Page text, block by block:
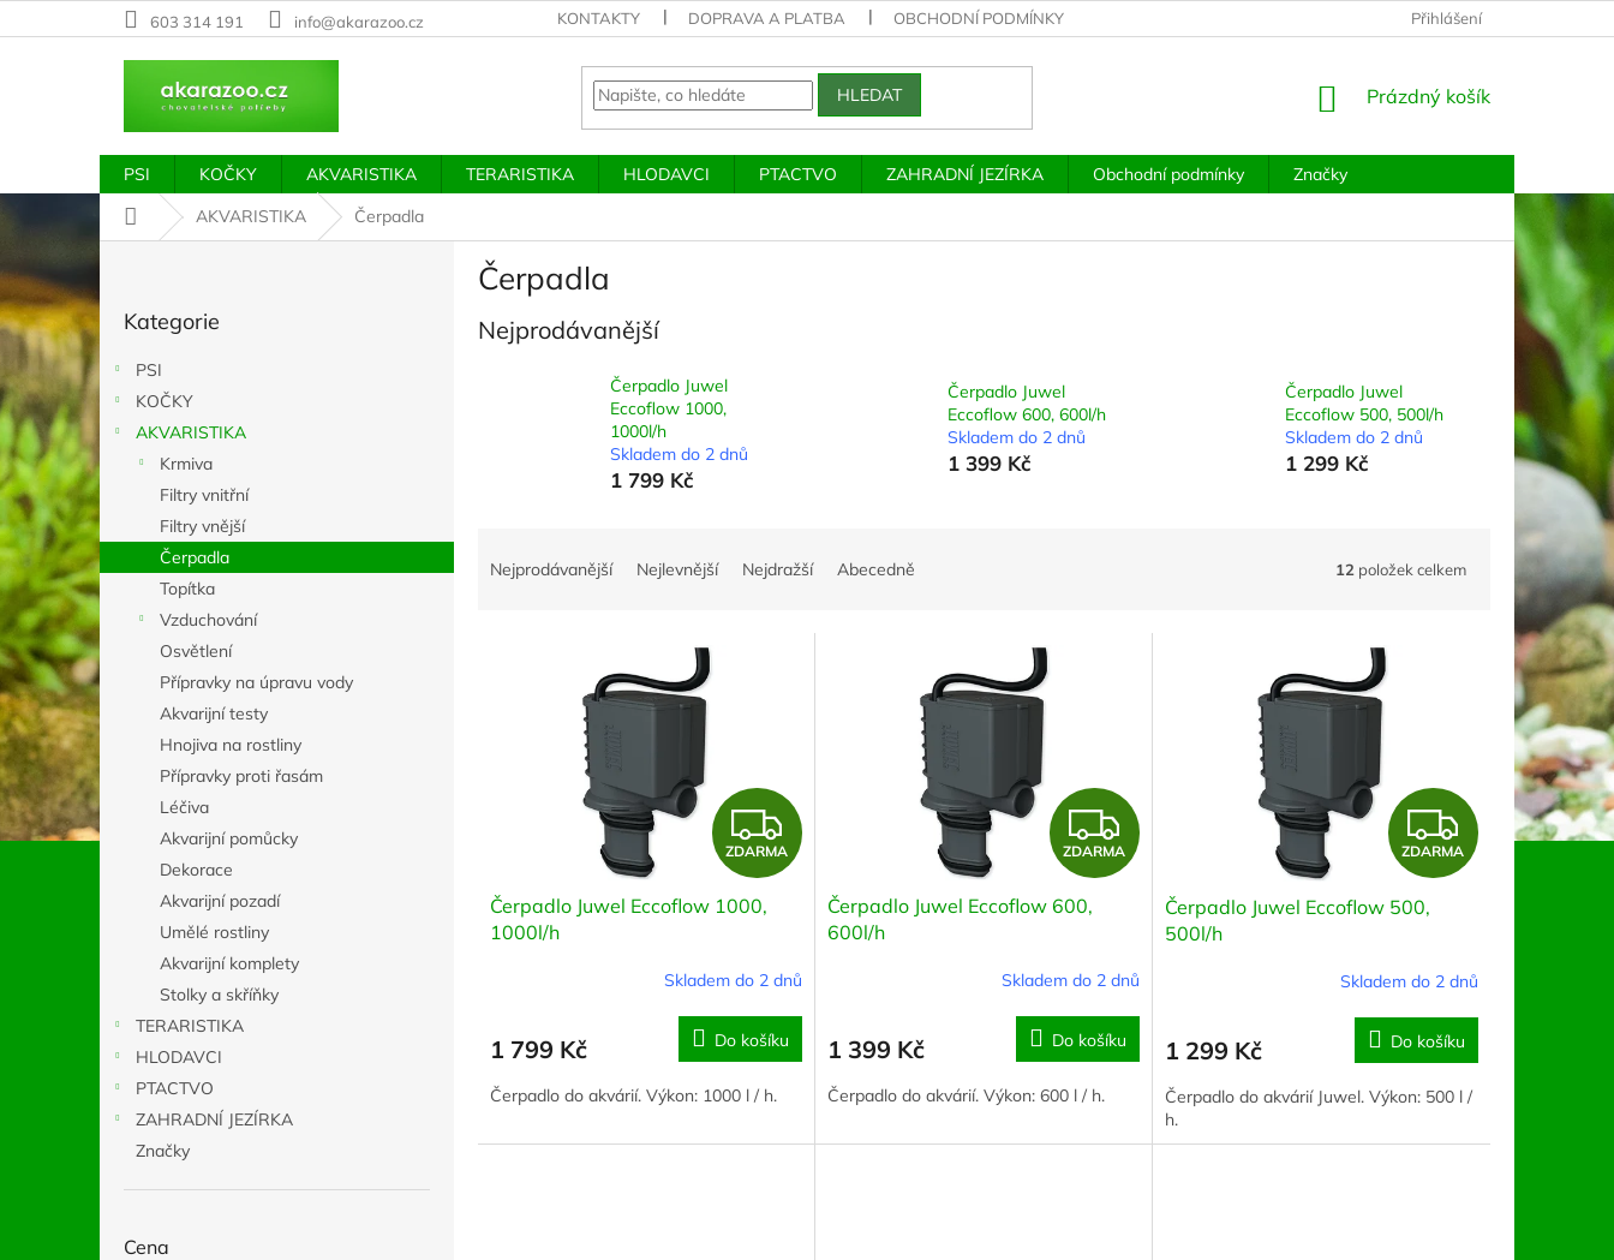
na
603 314 191 info@akarazoo.cz KONTAKTY DOPRAVA A PLATBA OBCHODNÍ PODMÍNKY PODMÍNKY OCHRANY OSOBNÍCH ÚDAJŮ MOJE OBJEDNÁVKA
Přihlášení
HLEDAT
NÁKUPNÍ
Prázdný košík
PSI KOČKY AKVARISTIKA TERARISTIKA HLODAVCI PTACTVO ZAHRADNÍ JEZÍRKA Obchodní podmínky
Značky
Domů AKVARISTIKA Čerpadla
s
t
r
a
í
p
a
n
e
l
kategorie
Kategorie
PSI
KOČKY
AKVARISTIKA
Krmiva
Filtry vnitřní
Filtry vnější
Čerpadla
Topítka
Vzduchování
Osvětlení
Přípravky na úpravu vody
Akvarijní testy
Hnojiva na rostliny
Přípravky proti řasám
Léčiva
Akvarijní pomůcky
Dekorace
Akvarijní pozadí
Umělé rostliny
Akvarijní komplety
Stolky a skříňky
TERARISTIKA
HLODAVCI
PTACTVO
ZAHRADNÍ JEZÍRKA
Značky
Cena
Čerpadla
Nejprodávanější
Čerpadlo Juwel
Eccoflow 1000,
1000l/h
Skladem do 2 dnů
1 799 Kč
Čerpadlo Juwel
Eccoflow 600, 600l/h
Skladem do 2 dnů
1 399 Kč
Čerpadlo Juwel
Eccoflow 500, 500l/h
Skladem do 2 dnů
1 299 Kč
Nejprodávanější Nejlevnější Nejdražší Abecedně 12 položek celkem
Z
D
R
M
A
ZDARMA
Čerpadlo Juwel Eccoflow 1000,
1000l/h
Skladem do 2 dnů
1 799 Kč Do košíku
Čerpadlo do akvárií. Výkon: 1000 l / h.
Z
D
R
M
A
ZDARMA
Čerpadlo Juwel Eccoflow 600,
600l/h
Skladem do 2 dnů
1 399 Kč Do košíku
Čerpadlo do akvárií. Výkon: 600 l / h.
Z
D
R
M
A
ZDARMA
Čerpadlo Juwel Eccoflow 500,
500l/h
Skladem do 2 dnů
1 299 Kč Do košíku
Čerpadlo do akvárií Juwel. Výkon: 500 l /
h.